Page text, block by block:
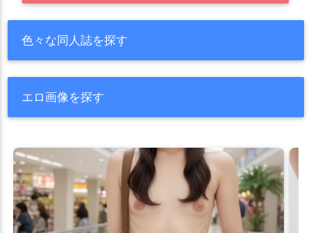
色々な同人誌を探す
エロ画像を探す